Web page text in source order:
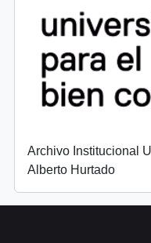
Archivo Institucional
Alberto Hurtado